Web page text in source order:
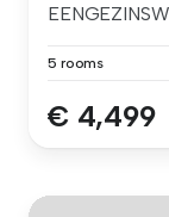
5 rooms
€ 4,499